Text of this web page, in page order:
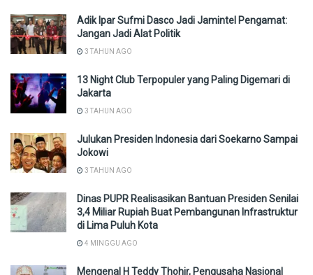
Adik Ipar Sufmi Dasco Jadi Jamintel Pengamat:
Jangan Jadi Alat Politik
3 TAHUN AGO
13 Night Club Terpopuler yang Paling Digemari di
Jakarta
3 TAHUN AGO
Julukan Presiden Indonesia dari Soekarno Sampai
Jokowi
3 TAHUN AGO
Dinas PUPR Realisasikan Bantuan Presiden Senilai
3,4 Miliar Rupiah Buat Pembangunan Infrastruktur
di Lima Puluh Kota
4 MINGGU AGO
Mengenal H Teddy Thohir, Pengusaha Nasional